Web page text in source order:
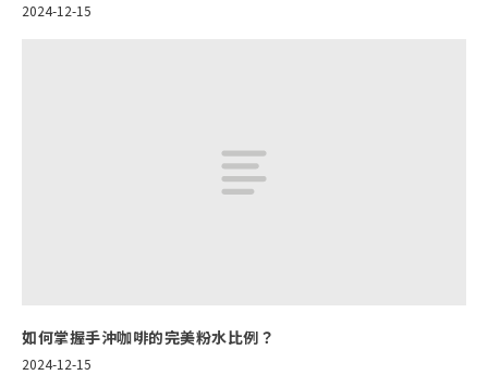
2024-12-15
如何掌握手沖咖啡的完美粉水比例？
2024-12-15